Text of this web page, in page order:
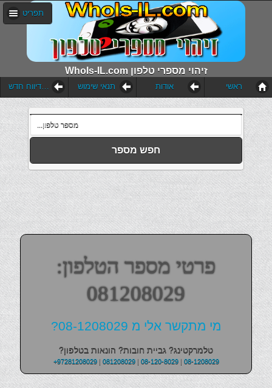
WhoIs-IL.com זיהוי מספרי טלפון
תפריט
הוסף דיווח חדש תנאי שימוש אודות ראשי
חפש מספר
פרטי מספר הטלפון:
081208029
מי מתקשר אלי מ 08-1208029?
טלמרקטינג? גביית חובות? הונאות בטלפון?
+97281208029| 081208029| 08-120-8029| 08-1208029